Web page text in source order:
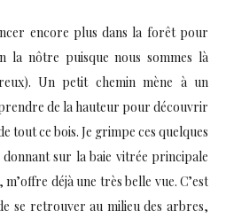
encore plus dans la forêt pour
la nôtre puisque nous sommes là
Un petit chemin mène à un
de la hauteur pour découvrir
tout ce bois. Je grimpe ces quelques
sur la baie vitrée principale
déjà une très belle vue. C’est
se retrouver au milieu des arbres,